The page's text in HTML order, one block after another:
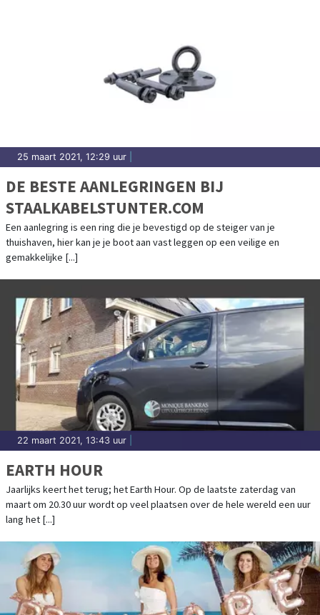
25 maart 2021, 12:29 uur
DE BESTE AANLEGRINGEN BIJ
STAALKABELSTUNTER.COM
Een aanlegring is een ring die je bevestigd op de steiger van je
thuishaven, hier kan je je boot aan vast leggen op een veilige en
gemakkelijke [...]
22 maart 2021, 13:43 uur
EARTH HOUR
Jaarlijks keert het terug; het Earth Hour. Op de laatste zaterdag van
maart om 20.30 uur wordt op veel plaatsen over de hele wereld een uur
lang het [...]